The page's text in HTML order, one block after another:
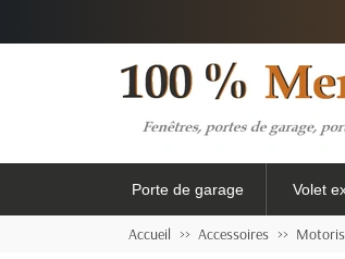
Porte de garage Volet
Accueil Accessoires